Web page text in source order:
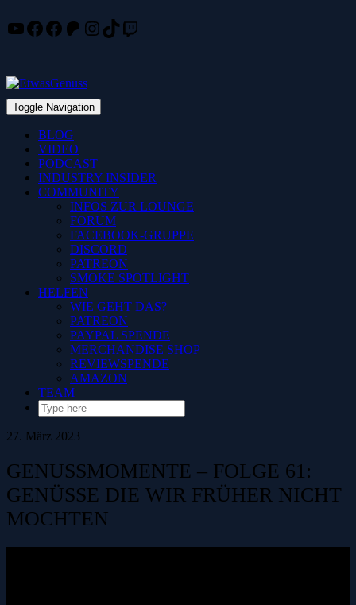
Skip
YouTube
Facebook
Facebook
Patreon
Instagram
TikTok
Twitch
Toggle Navigation
BLOG
VIDEO
PODCAST
INDUSTRY INSIDER
COMMUNITY
INFOS ZUR LOUNGE
FORUM
FACEBOOK-GRUPPE
DISCORD
PATREON
SMOKE SPOTLIGHT
HELFEN
WIE GEHT DAS?
PATREON
PAYPAL SPENDE
MERCHANDISE SHOP
REVIEWSPENDE
AMAZON
TEAM
27. März 2023
GENUSSMOMENTE – FOLGE 61:
GENÜSSE DIE WIR FRÜHER NICHT
MOCHTEN